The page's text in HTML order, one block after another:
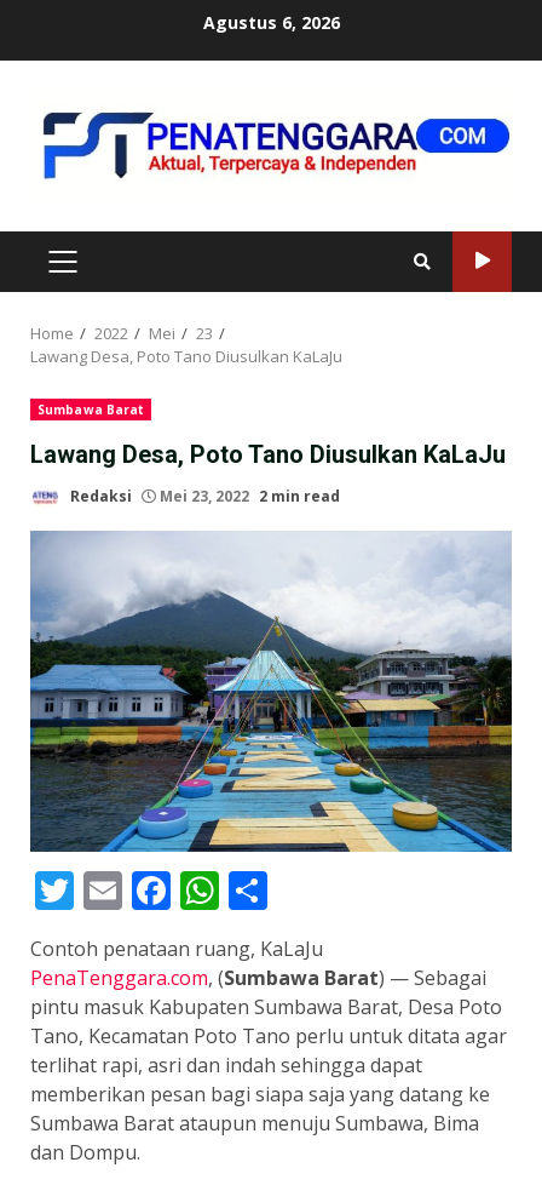
Agustus 6, 2026
PRIMARY
MENU
Home 2022 Mei
23
Lawang Desa, Poto Tano Diusulkan KaLaJu
Sumbawa Barat
Lawang Desa, Poto Tano Diusulkan KaLaJu
Redaksi Mei 23, 2022 2 min read
Twitter
EmailFacebook
WhatsApp
Contoh penataan ruang, KaLaJu
PenaTenggara.com, (Sumbawa Barat) — Sebagai
pintu masuk Kabupaten Sumbawa Barat, Desa Poto
Tano, Kecamatan Poto Tano perlu untuk ditata agar
terlihat rapi, asri dan indah sehingga dapat
memberikan pesan bagi siapa saja yang datang ke
Sumbawa Barat ataupun menuju Sumbawa, Bima
dan Dompu.